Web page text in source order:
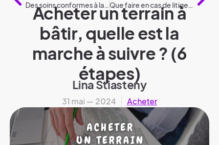
Des soins conformes à la législation
Que faire en cas de litige dans le domaine de la construction ?
Acheter un terrain à
bâtir, quelle est la
marche à suivre ? (6
étapes)
Lina Stiasteny
31 mai — 2024 Acheter